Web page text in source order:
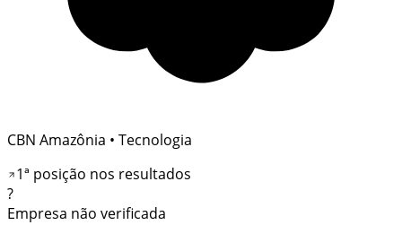
CBN Amazônia • Tecnologia
1ª posição nos resultados
?
Empresa não verificada